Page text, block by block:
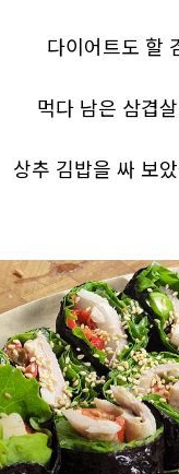
다이어트도 할
먹다 남은 삼겹
상추 김밥을 싸 보